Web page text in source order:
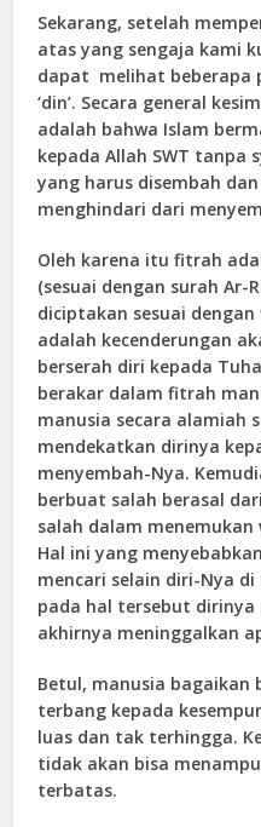
Sekarang, setelah
atas yang sengaja kami
dapat melihat beberapa
‘din’. Secara general
adalah bahwa Islam
kepada Allah SWT tanpa
yang harus disembah
menghindari dari
Oleh karena itu fitrah
(sesuai dengan surah Ar-
diciptakan sesuai
adalah kecenderungan
berserah diri kepada
berakar dalam fitrah
manusia secara alamiah
mendekatkan dirinya
menyembah-Nya.
berbuat salah berasal
salah dalam
Hal ini yang
mencari selain diri-Nya
pada hal tersebut dirinya
akhirnya meninggalkan
Betul, manusia bagaikan
terbang kepada
luas dan tak terhingga.
tidak akan bisa
terbatas.